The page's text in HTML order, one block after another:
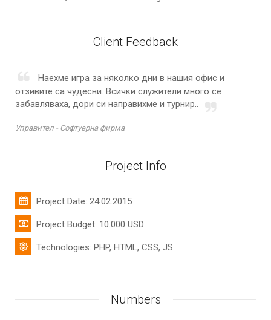
Client Feedback
Наехме игра за няколко дни в нашия офис и
отзивите са чудесни. Всички служители много се
забавляваха, дори си направихме и турнир..
Управител - Софтуерна фирма
Project Info
Project Date: 24.02.2015
Project Budget: 10.000 USD
Technologies: PHP, HTML, CSS, JS
Numbers